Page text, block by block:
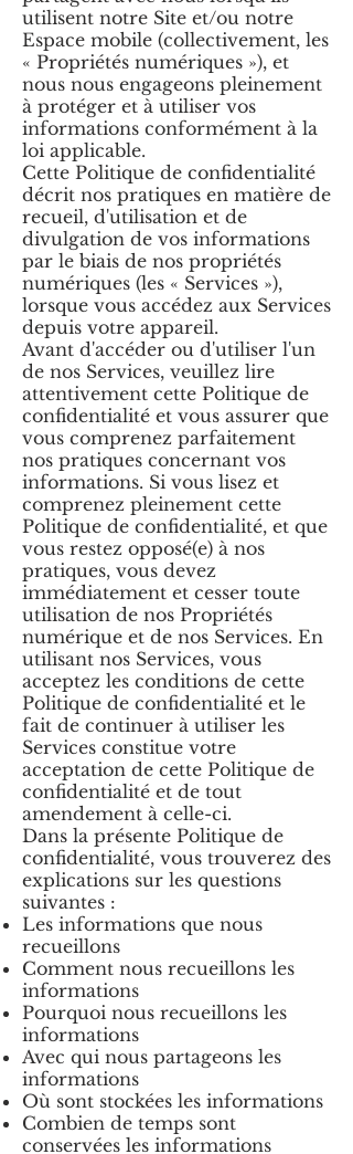
utilisent notre Site et/ou notre
Espace mobile (collectivement, les
« Propriétés numériques »), et
nous nous engageons pleinement
à protéger et à utiliser vos
informations conformément à la
loi applicable.
Cette Politique de confidentialité
décrit nos pratiques en matière de
recueil, d'utilisation et de
divulgation de vos informations
par le biais de nos propriétés
numériques (les « Services »),
lorsque vous accédez aux Services
depuis votre appareil.
Avant d'accéder ou d'utiliser l'un
de nos Services, veuillez lire
attentivement cette Politique de
confidentialité et vous assurer que
vous comprenez parfaitement
nos pratiques concernant vos
informations. Si vous lisez et
comprenez pleinement cette
Politique de confidentialité, et que
vous restez opposé(e) à nos
pratiques, vous devez
immédiatement et cesser toute
utilisation de nos Propriétés
numérique et de nos Services. En
utilisant nos Services, vous
acceptez les conditions de cette
Politique de confidentialité et le
fait de continuer à utiliser les
Services constitue votre
acceptation de cette Politique de
confidentialité et de tout
amendement à celle-ci.
Dans la présente Politique de
confidentialité, vous trouverez des
explications sur les questions
suivantes :
Les informations que nous
recueillons
Comment nous recueillons les
informations
Pourquoi nous recueillons les
informations
Avec qui nous partageons les
informations
Où sont stockées les informations
Combien de temps sont
conservées les informations